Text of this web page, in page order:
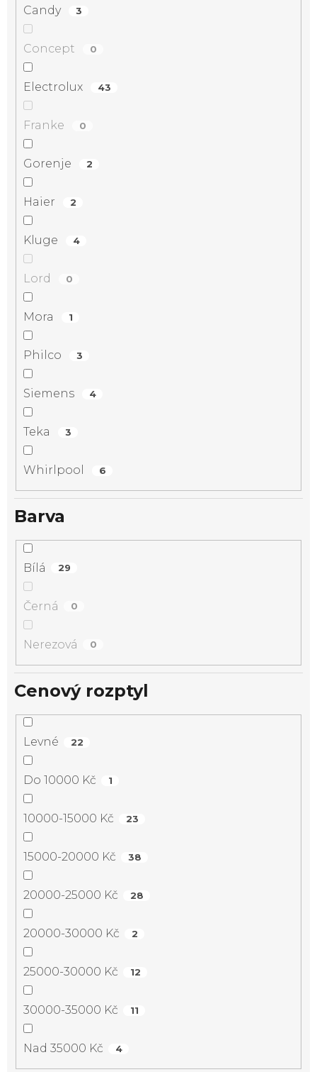
Candy 3
Concept 0
Electrolux 43
Franke 0
Gorenje 2
Haier 2
Kluge 4
Lord 0
Mora 1
Philco 3
Siemens 4
Teka 3
Whirlpool 6
Barva
Bílá 29
Černá 0
Nerezová 0
Cenový rozptyl
Levné 22
Do 10000 Kč 1
10000-15000 Kč 23
15000-20000 Kč 38
20000-25000 Kč 28
20000-30000 Kč 2
25000-30000 Kč 12
30000-35000 Kč 11
Nad 35000 Kč 4